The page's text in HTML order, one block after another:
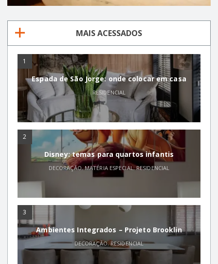
MAIS ACESSADOS
1
Espada de São Jorge: onde colocar em casa
RESIDENCIAL
2
Disney: temas para quartos infantis
DECORAÇÃO,MATÉRIA ESPECIAL,RESIDENCIAL
3
Ambientes Integrados – Projeto Brooklin
DECORAÇÃO,RESIDENCIAL